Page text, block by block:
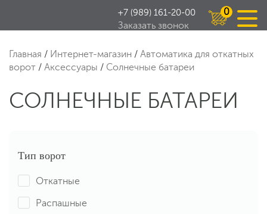
0
+7 (989) 161-20-00
Заказать звонок
Главная / Интернет-магазин / Автоматика для откатных
ворот / Аксессуары / Солнечные батареи
СОЛНЕЧНЫЕ БАТАРЕИ
Тип ворот
Откатные
Распашные